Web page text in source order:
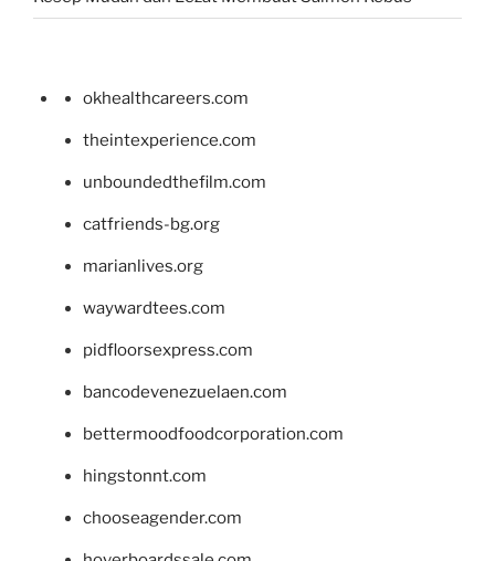
okhealthcareers.com
theintexperience.com
unboundedthefilm.com
catfriends-bg.org
marianlives.org
waywardtees.com
pidfloorsexpress.com
bancodevenezuelaen.com
bettermoodfoodcorporation.com
hingstonnt.com
chooseagender.com